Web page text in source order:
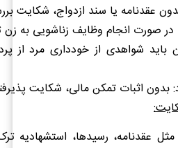
بدون عقدنامه یا سند ازدواج، شکایت
در صورت انجام وظایف زناشویی به زن
شواهدی از خودداری مرد از
بدون اثبات تمکن مالی، شکایت
عقدنامه، رسیدها، استشهادیه